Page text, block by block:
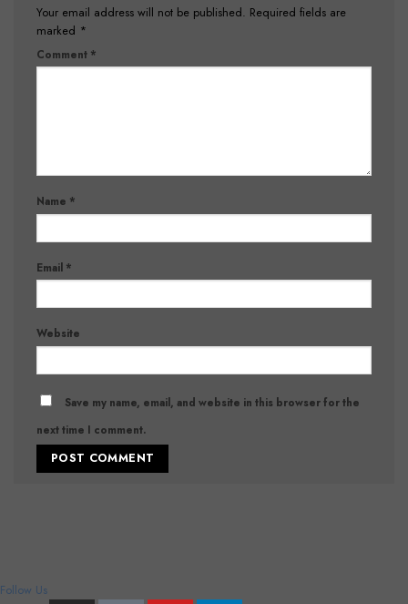
Your email address will not be published. Required fields are
marked *
Comment *
Name *
Email *
Website
Save my name, email, and website in this browser for the
next time I comment.
Follow Us